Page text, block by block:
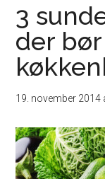
3
der
19. november 2014